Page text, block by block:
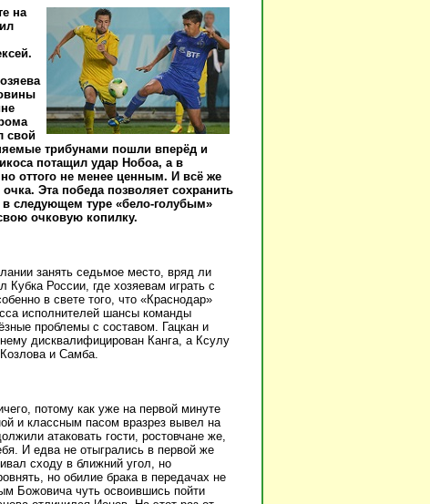
на
свой
трибунами пошли вперёд и
потащил удар Нобоа, а в
оттого не менее ценным. И всё же
Эта победа позволяет сохранить
в следующем туре «бело-голубым»
очковую копилку.
занять седьмое место, вряд ли
России, где хозяевам играть с
в свете того, что «Краснодар»
исполнителей шансы команды
проблемы с составом. Гацкан и
дисквалифицирован Канга, а Ксулу
и Самба.
потому как уже на первой минуте
и классным пасом вразрез вывел на
атаковать гости, ростовчане же,
И едва не отыгрались в первой же
сходу в ближний угол, но
но обилие брака в передачах не
Божовича чуть освоившись пойти